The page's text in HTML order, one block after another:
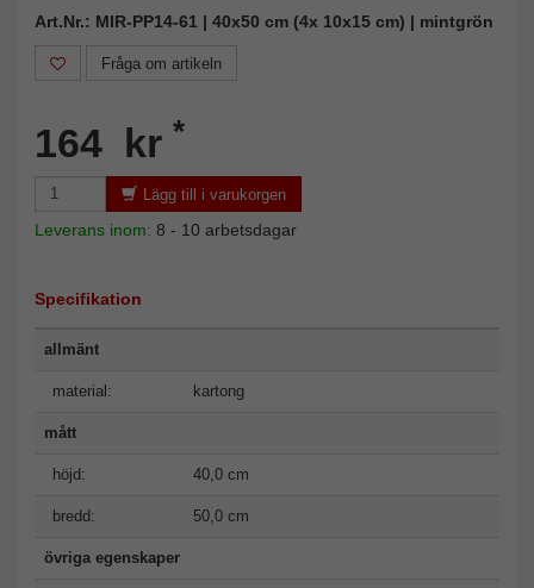
Art.Nr.: MIR-PP14-61 | 40x50 cm (4x 10x15 cm) | mintgrön
Fråga om artikeln
164 kr *
Lägg till i varukorgen
Leverans inom: 8 - 10 arbetsdagar
Specifikation
allmänt
material: kartong
mått
höjd: 40,0 cm
bredd: 50,0 cm
övriga egenskaper